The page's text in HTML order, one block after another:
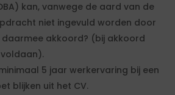
kan, vanwege de aard van de
niet ingevuld worden door
daarmee akkoord? (bij akkoord
5 jaar werkervaring bij een
blijken uit het CV.